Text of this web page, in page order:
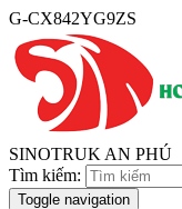
G-CX842YG9ZS
SINOTRUK AN PHÚ
Tìm kiếm:
Toggle navigation